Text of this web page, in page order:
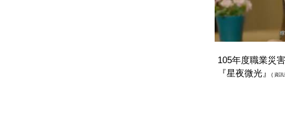
105年度職業災
『星夜微光』
( 資訊